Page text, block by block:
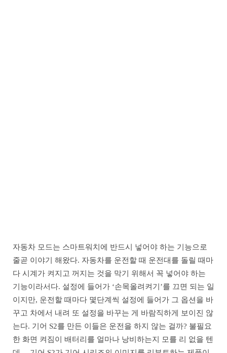
자동차 모드는 스마트워치에 반드시 넣어야 하는 기능으로
줄곧 이야기 해왔다. 자동차를 운전할 때 운전대를 돌릴 때마
다 시계가 켜지고 꺼지는 것을 막기 위해서 꼭 넣어야 하는
기능이라서다. 설정에 들어가 ‘손목올려켜기’를 끄면 되는 일
이지만, 운전할 때마다 몇단계씩 설정에 들어가 그 옵션을 바
꾸고 차에서 내려 또 설정을 바꾸는 게 바람직하게 보이진 않
는다. 기어 S2를 만든 이들은 운전을 하지 않는 걸까? 불필요
한 화면 켜짐이 배터리를 얼마나 낭비하는지 모를 리 없을 텐